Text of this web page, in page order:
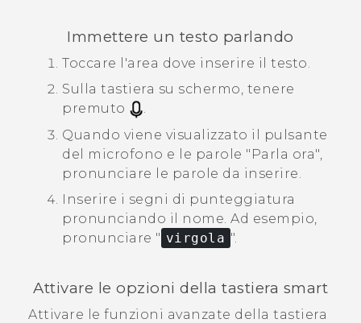
Immettere un testo parlando
Toccare l'area dove inserire il testo.
Sulla tastiera su schermo, tenere
premuto
.
Quando viene visualizzato il pulsante
del microfono e le parole "‍Parla ora"‍,
pronunciare le parole da inserire.
Inserire i segni di punteggiatura
pronunciando il nome. Ad esempio,
pronunciare "‍ virgola "‍.
Attivare le opzioni della tastiera smart
Attivare le funzioni avanzate della tastiera